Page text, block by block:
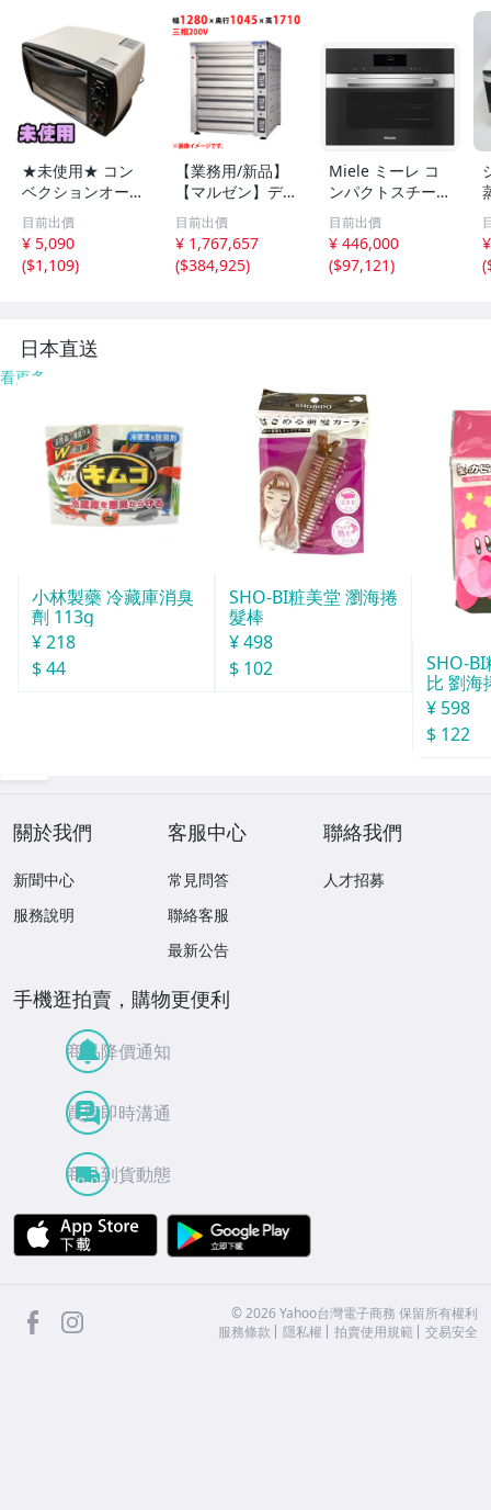
★未使用★ コン
ベクションオーブ
ン ノンフライ T
WINBIRD ツイン
バード TS-4119 2
025年製 直接お渡
目前出價
¥ 5,090
($1,109)
【業務用/新品】
【マルゼン】デッ
キオーブン プリ
ンス PET3-111B
幅1280×奥行104
5×高さ1710(mm)
目前出價
¥ 1,767,657
($384,925)
Miele ミーレ コ
ンパクトスチーム
オーブンDGC 78
40
目前出價
¥ 446,000
($97,121)
(
日本直送
看更多
小林製藥 冷藏庫消臭
劑 113g
¥ 218
$ 44
SHO-BI粧美堂 瀏海捲
髮棒
¥ 498
$ 102
SHO-
比 劉海
¥ 598
$ 122
關於我們
新聞中心
服務說明
客服中心
常見問答
聯絡客服
最新公告
聯絡我們
人才招募
手機逛拍賣，購物更便利
商品降價通知
買賣即時溝通
商品到貨動態
APP Store
facebook ©2026 Yahoo台灣電子商務 保留所有權利
服務條款
隱私權 拍賣使用規範 交易安全